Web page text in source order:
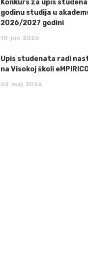
Konkurs za upis
godinu studija u
2026/2027 godini
10 jun 2026
Upis studenata radi
na Visokoj školi
02 maj 2026